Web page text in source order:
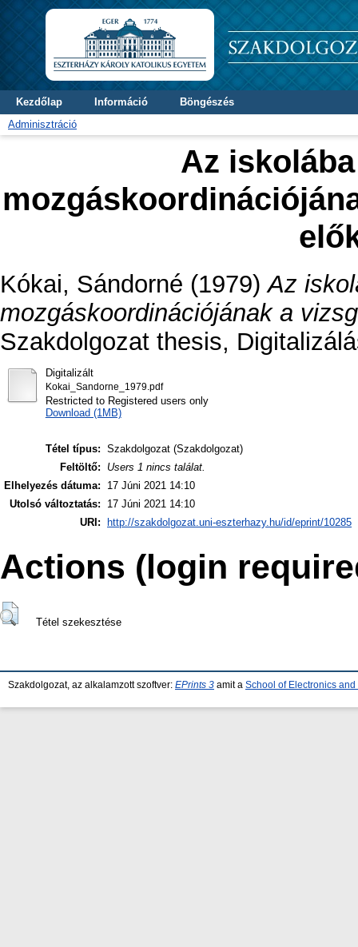
Kezdőlap Információ
Böngészés
Adminisztráció
Az
Kókai, Sándorné (1979)Az
mozgáskoordinációjának a
Szakdolgozat thesis,
Digitalizált
Kokai_Sandorne_1979.pdf
Restricted to Registered users only
Download (1MB)
Tétel típus: Szakdolgozat (Szakdolgozat)
Feltöltő:
Users 1 nincs találat.
Elhelyezés dátuma:
17 Júni 2021 14:10
Utolsó változtatás:
17 Júni 2021 14:10
URI:
http://szakdolgozat.uni-eszterhazy.hu/id/eprint/10285
Actions (login
Tétel szekesztése
Szakdolgozat, az alkalamzott szoftver: EPrints 3 amit a School of Electronics